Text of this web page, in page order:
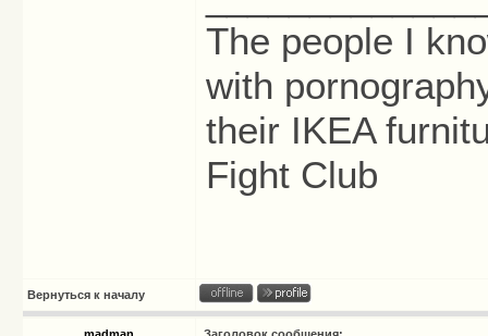
The people I
with
their IKEA
Fight Club
Вернуться к началу